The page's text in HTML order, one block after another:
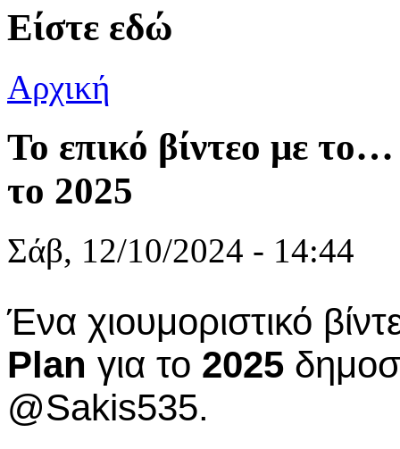
Είστε εδώ
Αρχική
Το επικό βίντεο με
το 2025
Σάβ, 12/10/2024 - 14:44
Ένα χιουμοριστικό
Plan για το 2025
@Sakis535.